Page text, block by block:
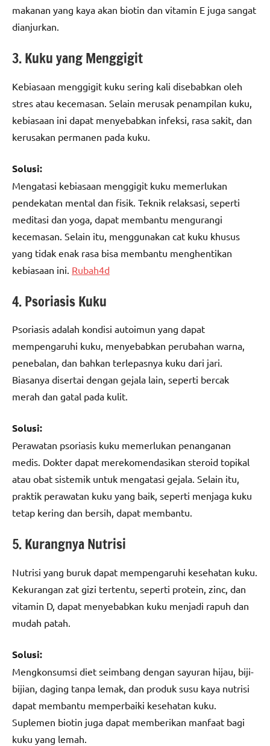
makanan yang kaya akan biotin dan vitamin E juga sangat
dianjurkan.
3. Kuku yang Menggigit
Kebiasaan menggigit kuku sering kali disebabkan oleh
stres atau kecemasan. Selain merusak penampilan kuku,
kebiasaan ini dapat menyebabkan infeksi, rasa sakit, dan
kerusakan permanen pada kuku.
Solusi:
Mengatasi kebiasaan menggigit kuku memerlukan
pendekatan mental dan fisik. Teknik relaksasi, seperti
meditasi dan yoga, dapat membantu mengurangi
kecemasan. Selain itu, menggunakan cat kuku khusus
yang tidak enak rasa bisa membantu menghentikan
kebiasaan ini. Rubah4d
4. Psoriasis Kuku
Psoriasis adalah kondisi autoimun yang dapat
mempengaruhi kuku, menyebabkan perubahan warna,
penebalan, dan bahkan terlepasnya kuku dari jari.
Biasanya disertai dengan gejala lain, seperti bercak
merah dan gatal pada kulit.
Solusi:
Perawatan psoriasis kuku memerlukan penanganan
medis. Dokter dapat merekomendasikan steroid topikal
atau obat sistemik untuk mengatasi gejala. Selain itu,
praktik perawatan kuku yang baik, seperti menjaga kuku
tetap kering dan bersih, dapat membantu.
5. Kurangnya Nutrisi
Nutrisi yang buruk dapat mempengaruhi kesehatan kuku.
Kekurangan zat gizi tertentu, seperti protein, zinc, dan
vitamin D, dapat menyebabkan kuku menjadi rapuh dan
mudah patah.
Solusi:
Mengkonsumsi diet seimbang dengan sayuran hijau, biji-
bijian, daging tanpa lemak, dan produk susu kaya nutrisi
dapat membantu memperbaiki kesehatan kuku.
Suplemen biotin juga dapat memberikan manfaat bagi
kuku yang lemah.